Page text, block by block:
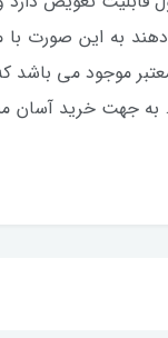
به این صورت
موجود می باشد